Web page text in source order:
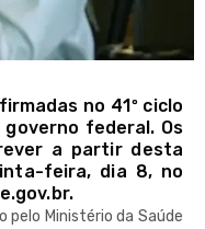
no 41º ciclo
governo federal. Os
a partir desta
feira, dia 8, no
.
pelo Ministério da Saúde